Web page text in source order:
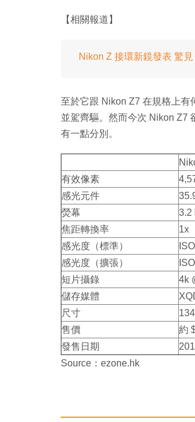
【相關報道】
Nikon Z 接環新鏡發表 驚
至於它跟 Nikon Z7 在規格上有
並駕齊驅。然而今次 Nikon Z7
有一點分別。
有效像素
感光元件
熒幕
3.2
焦距轉換率
1x
感光度（標準）
感光度（擴張）
短片攝錄
4k
儲存媒體
尺寸
售價
約
發售日期
Source：ezone.hk